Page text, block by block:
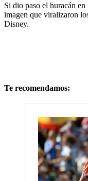
Si dio paso el huracán
imagen que viralizaron
Disney.
Te recomendamos: